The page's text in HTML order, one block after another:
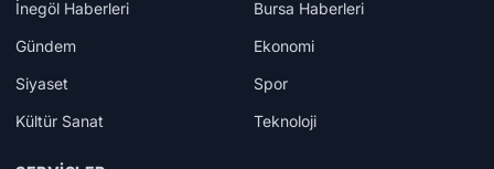
İnegöl Haberleri
Bursa Haberleri
Gündem
Ekonomi
Siyaset
Spor
Kültür Sanat
Teknoloji